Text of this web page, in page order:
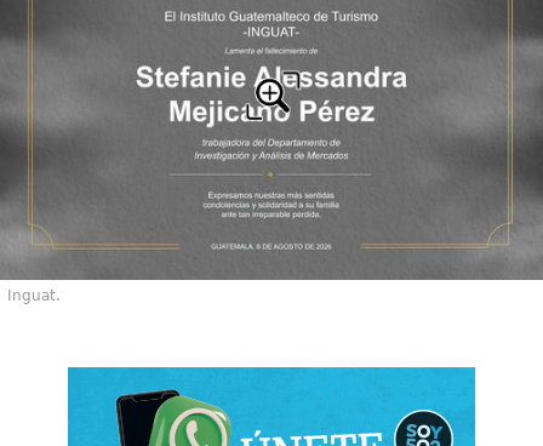
Inguat.